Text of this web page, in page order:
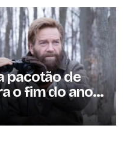
pacotão de
o fim do ano;